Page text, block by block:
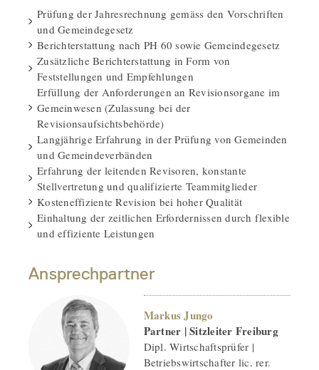
Prüfung der Jahresrechnung gemäss den Vorschriften
und Gemeindegesetz
Berichterstattung nach PH 60 sowie Gemeindegesetz
Zusätzliche Berichterstattung in Form von
Feststellungen und Empfehlungen
Erfüllung der Anforderungen an Revisionsorgane im
Gemeinwesen (Zulassung bei der
Revisionsaufsichtsbehörde)
Langjährige Erfahrung in der Prüfung von Gemeinden
und Gemeindeverbänden
Erfahrung der leitenden Revisoren, konstante
Stellvertretung und qualifizierte Teammitglieder
Kosteneffiziente Revision bei hoher Qualität
Einhaltung der zeitlichen Erfordernissen durch flexible
und effiziente Leistungen
Ansprechpartner
Markus Jungo
Partner | Sitzleiter Freiburg
Dipl. Wirtschaftsprüfer |
Betriebswirtschafter lic. rer.